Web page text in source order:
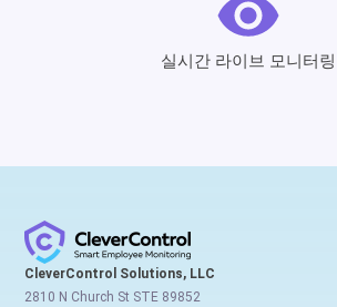
실시간 라이브 모니터링
CleverControl Solutions, LLC
2810 N Church St STE 89852